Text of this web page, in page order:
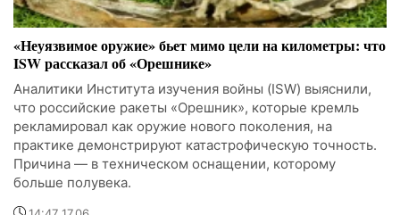
«Неуязвимое оружие» бьет мимо цели на километры: что
ISW рассказал об «Орешнике»
Аналитики Института изучения войны (ISW) выяснили,
что российские ракеты «Орешник», которые кремль
рекламировал как оружие нового поколения, на
практике демонстрируют катастрофическую точность.
Причина — в техническом оснащении, которому
больше полувека.